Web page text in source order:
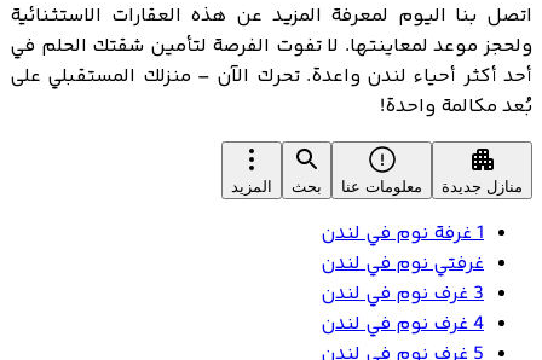
اتصل بنا اليوم لمعرفة المزيد عن هذه العقارات الاستثنائية
ولحجز موعد لمعاينتها. لا تفوت الفرصة لتأمين شقتك الحلم في
أحد أكثر أحياء لندن واعدة. تحرك الآن – منزلك المستقبلي على
بُعد مكالمة واحدة!
منازل جديدة معلومات عنا بحث المزيد
1 غرفة نوم في لندن
غرفتي نوم في لندن
3 غرف نوم في لندن
4 غرف نوم في لندن